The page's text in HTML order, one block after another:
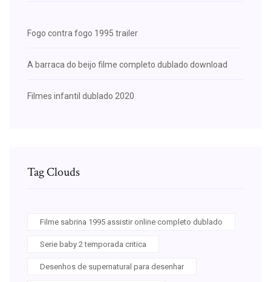
Fogo contra fogo 1995 trailer
A barraca do beijo filme completo dublado download
Filmes infantil dublado 2020
Tag Clouds
Filme sabrina 1995 assistir online completo dublado
Serie baby 2 temporada critica
Desenhos de supernatural para desenhar